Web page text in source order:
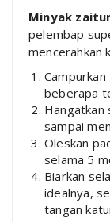
Minyak
pelembap
mencerahkan
beberapa
Hangatkan
sampai
Oleskan
selama 5
Biarkan
idealnya,
tangan